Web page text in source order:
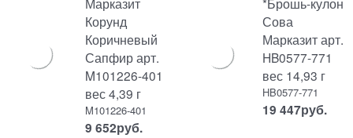
Корунд
Коричневый
Сапфир арт.
M101226-401
вес 4,39 г
M101226-401
9 652руб.
Сова
Марказит арт.
HB0577-771
вес 14,93 г
HB0577-771
19 447руб.